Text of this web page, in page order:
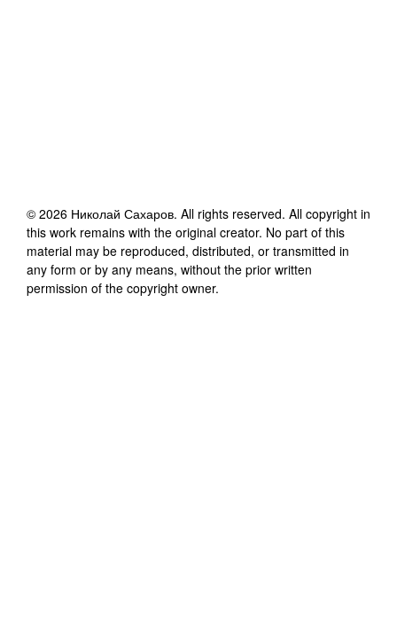
© 2026 Николай Сахаров. All rights reserved. All copyright in
this work remains with the original creator. No part of this
material may be reproduced, distributed, or transmitted in
any form or by any means, without the prior written
permission of the copyright owner.